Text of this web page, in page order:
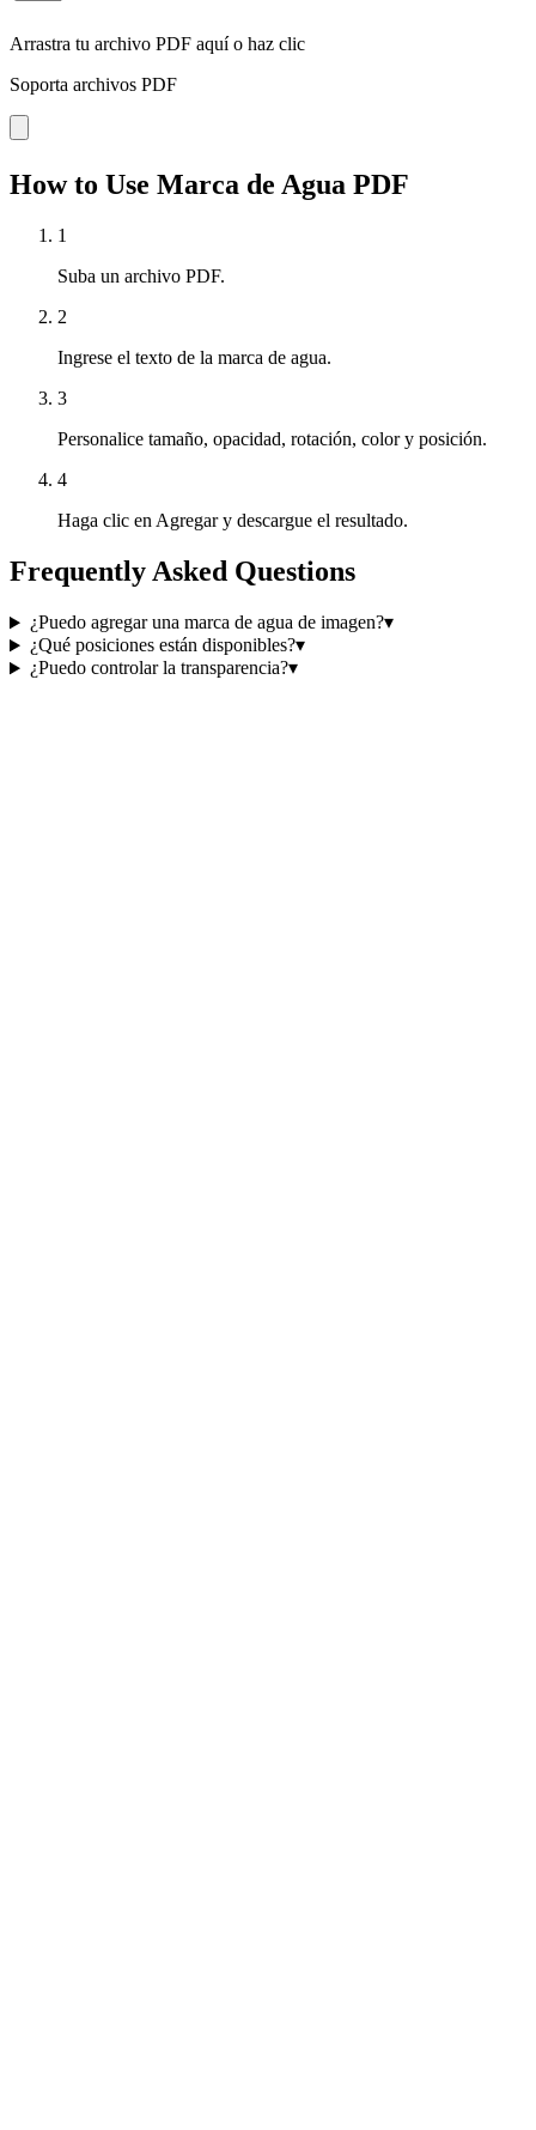
Arrastra tu archivo PDF aquí o haz clic
Soporta archivos PDF
How to Use Marca de Agua PDF
1
Suba un archivo PDF.
2
Ingrese el texto de la marca de agua.
3
Personalice tamaño, opacidad, rotación, color y posición.
4
Haga clic en Agregar y descargue el resultado.
Frequently Asked Questions
¿Puedo agregar una marca de agua de imagen?▾
¿Qué posiciones están disponibles?▾
¿Puedo controlar la transparencia?▾